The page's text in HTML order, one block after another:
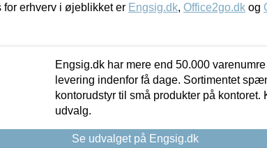
erhverv i øjeblikket er Engsig.dk, Office2go.dk og
Engsig.dk har mere end 50.000
levering indenfor få dage. Sortimentet
kontorudstyr til små produkter på kontoret.
udvalg.
Se udvalget på Engsig.dk